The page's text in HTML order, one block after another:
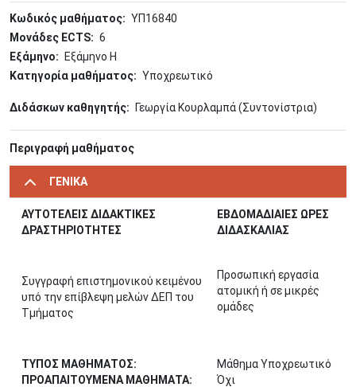
Κωδικός μαθήματος
ΥΠ16840
Μονάδες ECTS
6
Εξάμηνο
Εξάμηνο Η
Κατηγορία μαθήματος
Υποχρεωτικό
Διδάσκων καθηγητής Γεωργία Κουρλαμπά (Συντονίστρια)
Περιγραφή μαθήματος
ΓΕΝΙΚΑ
ΑΥΤΟΤΕΛΕΙΣ ΔΙΔΑΚΤΙΚΕΣ
ΔΡΑΣΤΗΡΙΟΤΗΤΕΣ
ΕΒΔΟΜΑΔΙΑΙΕΣ ΩΡΕΣ
ΔΙΔΑΣΚΑΛΙΑΣ
Συγγραφή επιστημονικού κειμένου
υπό την επίβλεψη μελών ΔΕΠ του
Τμήματος
Προσωπική εργασία
ατομική ή σε μικρές
ομάδες
ΤΥΠΟΣ ΜΑΘΗΜΑΤΟΣ:
Μάθημα Υποχρεωτικό
ΠΡΟΑΠΑΙΤΟΥΜΕΝΑ ΜΑΘΗΜΑΤΑ:
Όχι